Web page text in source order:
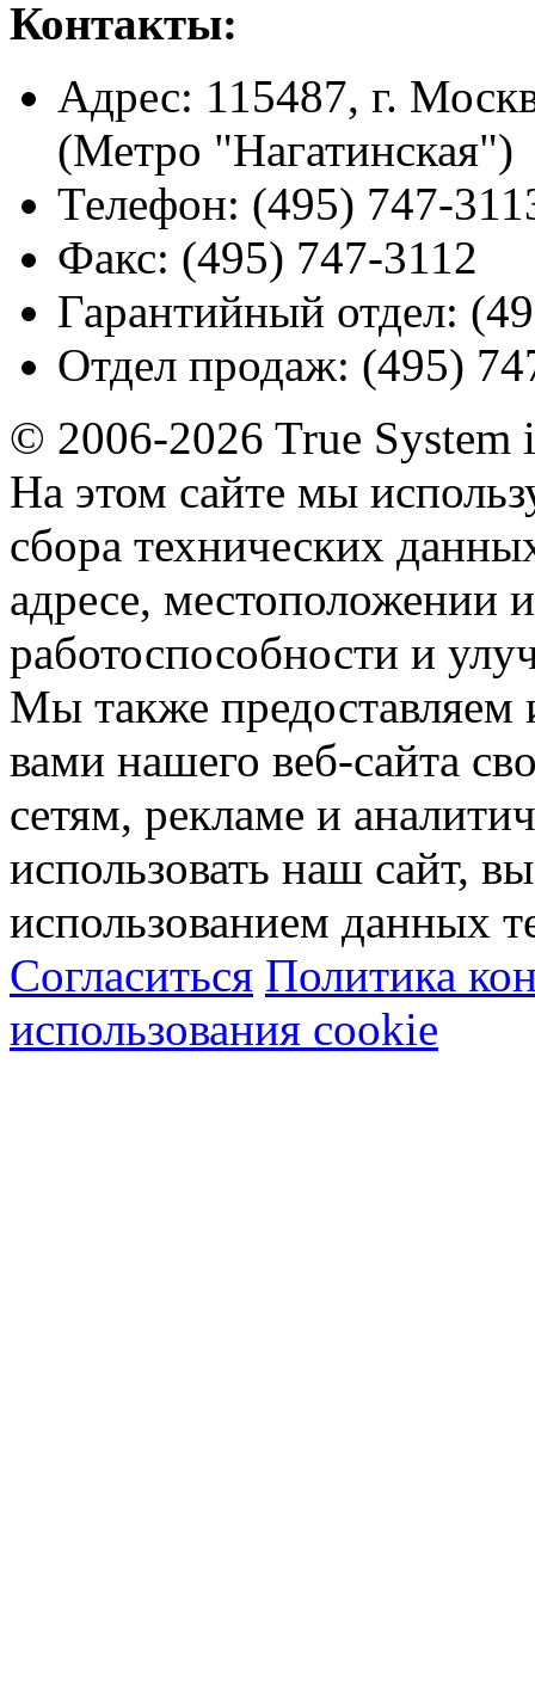
Контакты:
Адрес: 115487, г.
(Метро "Нагатинская")
Телефон: (495) 747-
Факс: (495) 747-3112
Гарантийный отдел:
Отдел продаж: (495)
© 2006-2026 True System
На этом сайте мы
сбора технических
адресе, местоположении
работоспособности и
Мы также
вами нашего веб-сайта
сетям, рекламе и
использовать наш сайт,
использованием данных
Согласиться Политика
использования cookie